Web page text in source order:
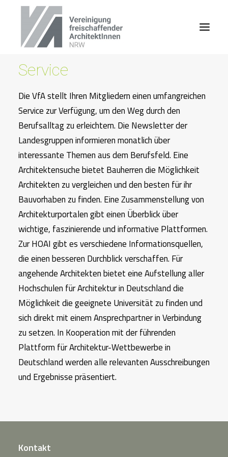
Service
Die VfA stellt Ihren Mitgliedern einen umfangreichen
Service zur Verfügung, um den Weg durch den
Berufsalltag zu erleichtern. Die Newsletter der
Landesgruppen informieren monatlich über
interessante Themen aus dem Berufsfeld. Eine
Architektensuche bietet Bauherren die Möglichkeit
Architekten zu vergleichen und den besten für ihr
Bauvorhaben zu finden. Eine Zusammenstellung von
Architekturportalen gibt einen Überblick über
wichtige, faszinierende und informative Plattformen.
Zur HOAI gibt es verschiedene Informationsquellen,
die einen besseren Durchblick verschaffen. Für
angehende Architekten bietet eine Aufstellung aller
Hochschulen für Architektur in Deutschland die
Möglichkeit die geeignete Universität zu finden und
sich direkt mit einem Ansprechpartner in Verbindung
zu setzen. In Kooperation mit der führenden
Plattform für Architektur-Wettbewerbe in
Deutschland werden alle relevanten Ausschreibungen
und Ergebnisse präsentiert.
Kontakt